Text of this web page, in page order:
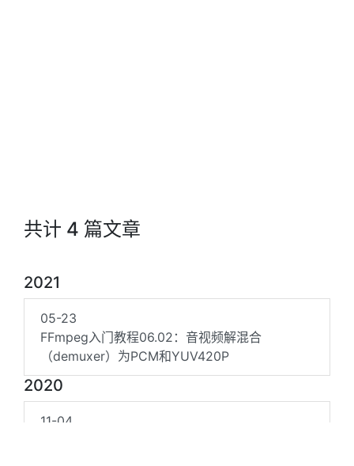
共计 4 篇文章
2021
05-23
FFmpeg入门教程06.02：音视频解混合
（demuxer）为PCM和YUV420P
2020
11-04